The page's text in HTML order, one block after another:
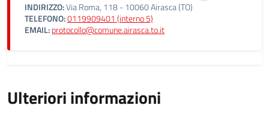
INDIRIZZO:Via Roma, 118 - 10060 Airasca (TO)
TELEFONO:0119909401 (interno 5)
EMAIL:protocollo@comune.airasca.to.it
Ulteriori informazioni